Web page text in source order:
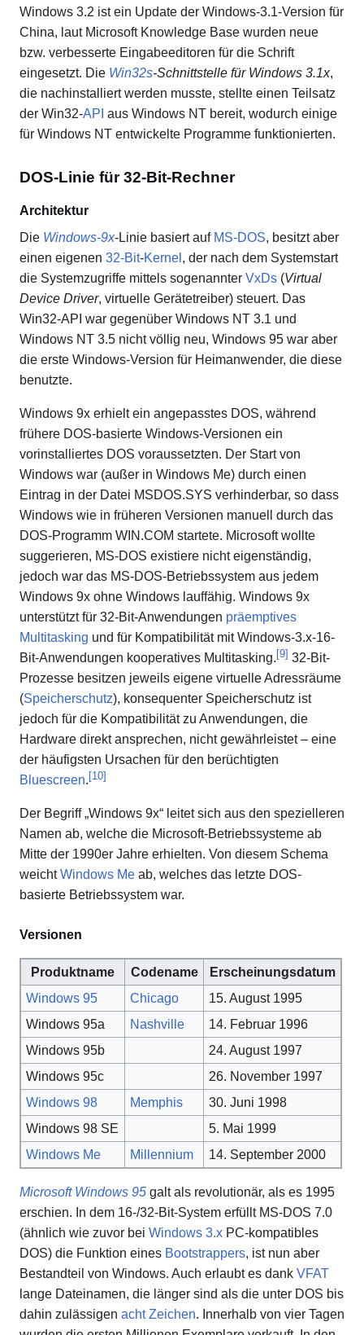
Windows 3.2 ist ein Update der Windows-3.1-Version für
China, laut Microsoft Knowledge Base wurden neue
bzw. verbesserte Eingabeeditoren für die Schrift
eingesetzt. Die Win32s-Schnittstelle für Windows 3.1x,
die nachinstalliert werden musste, stellte einen Teilsatz
der Win32-API aus Windows NT bereit, wodurch einige
für Windows NT entwickelte Programme funktionierten.
DOS-Linie für 32-Bit-Rechner
Architektur
Die Windows-9x-Linie basiert auf MS-DOS, besitzt aber
einen eigenen 32-Bit-Kernel , der nach dem Systemstart
die Systemzugriffe mittels sogenannter VxDs (Virtual
Device Driver, virtuelle Gerätetreiber) steuert. Das
Win32-API war gegenüber Windows NT 3.1 und
Windows NT 3.5 nicht völlig neu, Windows 95 war aber
die erste Windows-Version für Heimanwender, die diese
benutzte.
Windows 9x erhielt ein angepasstes DOS, während
frühere DOS-basierte Windows-Versionen ein
vorinstalliertes DOS voraussetzten. Der Start von
Windows war (außer in Windows Me) durch einen
Eintrag in der Datei MSDOS.SYS verhinderbar, so dass
Windows wie in früheren Versionen manuell durch das
DOS-Programm WIN.COM startete. Microsoft wollte
suggerieren, MS-DOS existiere nicht eigenständig,
jedoch war das MS-DOS-Betriebssystem aus jedem
Windows 9x ohne Windows lauffähig. Windows 9x
unterstützt für 32-Bit-Anwendungen präemptives
Multitasking und für Kompatibilität mit Windows-3.x-16-
Bit-Anwendungen kooperatives Multitasking.[9] 32-Bit-
Prozesse besitzen jeweils eigene virtuelle Adressräume
(Speicherschutz), konsequenter Speicherschutz ist
jedoch für die Kompatibilität zu Anwendungen, die
Hardware direkt ansprechen, nicht gewährleistet – eine
der häufigsten Ursachen für den berüchtigten
Bluescreen.[10]
Der Begriff „Windows 9x“ leitet sich aus den spezielleren
Namen ab, welche die Microsoft-Betriebssysteme ab
Mitte der 1990er Jahre erhielten. Von diesem Schema
weichtWindows Me ab, welches das letzte DOS-
basierte Betriebssystem war.
Versionen
Produktname Codename
Erscheinungsdatum
Windows 95
Chicago
15. August 1995
Windows 95a
Nashville
14. Februar 1996
Windows 95b
24. August 1997
Windows 95c
26. November 1997
Windows 98
Memphis
30. Juni 1998
Windows 98 SE
5. Mai 1999
Windows Me
Millennium 14. September 2000
Microsoft Windows 95 galt als revolutionär, als es 1995
erschien. In dem 16-/32-Bit-System erfüllt MS-DOS 7.0
(ähnlich wie zuvor bei Windows 3.x PC-kompatibles
DOS) die Funktion eines Bootstrappers, ist nun aber
Bestandteil von Windows. Auch erlaubt es dank VFAT
lange Dateinamen, die länger sind als die unter DOS bis
dahin zulässigen acht Zeichen. Innerhalb von vier Tagen